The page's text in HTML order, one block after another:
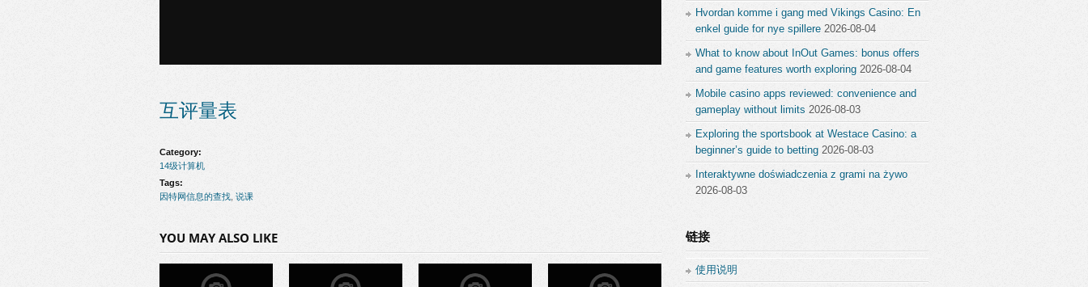
互评量表
Category:
14级计算机
Tags:
因特网信息的查找 说课
YOU MAY ALSO LIKE
Hvordan komme i gang med Vikings Casino: En
enkel guide for nye spillere 2026-08-04
What to know about InOut Games: bonus offers
and game features worth exploring 2026-08-04
Mobile casino apps reviewed: convenience and
gameplay without limits 2026-08-03
Exploring the sportsbook at Westace Casino: a
beginner’s guide to betting 2026-08-03
Interaktywne doświadczenia z grami na żywo
2026-08-03
链接
使用说明